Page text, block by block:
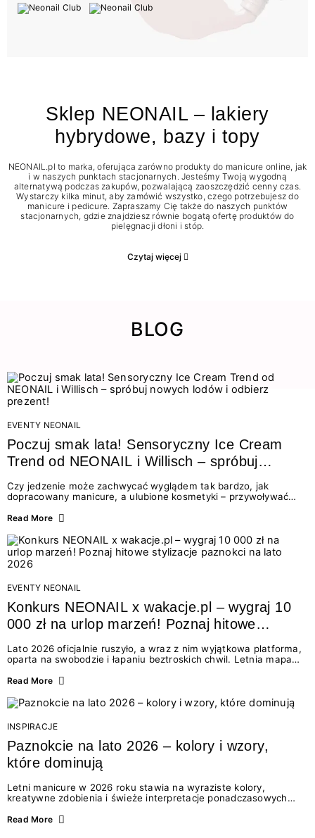
Sklep NEONAIL – lakiery
hybrydowe, bazy i topy
NEONAIL.pl to marka, oferująca zarówno produkty do manicure online, jak
i w naszych punktach stacjonarnych. Jesteśmy Twoją wygodną
alternatywą podczas zakupów, pozwalającą zaoszczędzić cenny czas.
Wystarczy kilka minut, aby zamówić wszystko, czego potrzebujesz do
manicure i pedicure. Zapraszamy Cię także do naszych punktów
stacjonarnych, gdzie znajdziesz równie bogatą ofertę produktów do
pielęgnacji dłoni i stóp.
Czytaj więcej
BLOG
EVENTY NEONAIL
Poczuj smak lata! Sensoryczny Ice Cream
Trend od NEONAIL i Willisch – spróbuj
nowych lodów i odbierz prezent!
Czy jedzenie może zachwycać wyglądem tak bardzo, jak
dopracowany manicure, a ulubione kosmetyki – przywoływać
świata beauty i oszałamiających deserów to coś więcej niż
zmysłami: przez soczysty kolor, aksamitną teksturę,
orzeźwiający zapach i słodki akcent na podniebieniu. Tego lata
NEONAIL łączy siły z marką Willisch, tworząc unikalny projekt
na styku jedzenia i piękna....
Read More
EVENTY NEONAIL
Konkurs NEONAIL x wakacje.pl – wygraj 10
000 zł na urlop marzeń! Poznaj hitowe
Lato 2026 oficjalnie ruszyło, a wraz z nim wyjątkowa platforma,
oparta na swobodzie i łapaniu beztroskich chwil. Letnia mapa
doświadczenia wakacji – od spontanicznych wyjazdów, przez
Motywem przewodnim jest eksplorowanie i kolekcjonowanie
letnich momentów. Z tej okazji przygotowaliśmy coś absolutnie
wyjątkowego: wielki konkurs z wakacje.pl oraz dawkę
najgorętszych trendów w...
Read More
INSPIRACJE
Paznokcie na lato 2026 – kolory i wzory,
które dominują
Letni manicure w 2026 roku stawia na wyraziste kolory,
kreatywne zdobienia i świeże interpretacje ponadczasowych
zarówno energetycznych odcieni inspirowanych wakacjami, jak
Read More